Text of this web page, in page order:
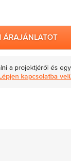
ÁRAJÁNLATOT
a projektjéről és
kapcsolatba